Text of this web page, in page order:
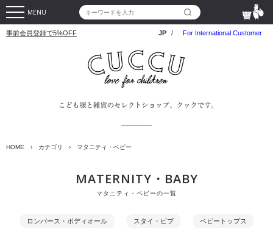
MENU
事前会員登録で5%OFF JP / For International Customer
HOME › カテゴリ › マタニティ・ベビー
MATERNITY・BABY
マタニティ・ベビーの一覧
ロンパース・ボディオール スタイ・ビブ ベビートップス